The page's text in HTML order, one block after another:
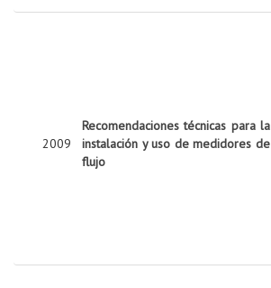
2009
Recomendaciones técnicas para la
instalación y uso de medidores de
flujo